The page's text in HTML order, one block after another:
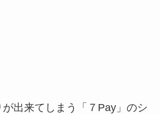
出来てしまう「７Pay」のシ